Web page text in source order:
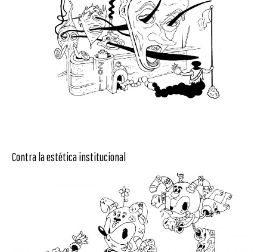
Contra la estética institucional